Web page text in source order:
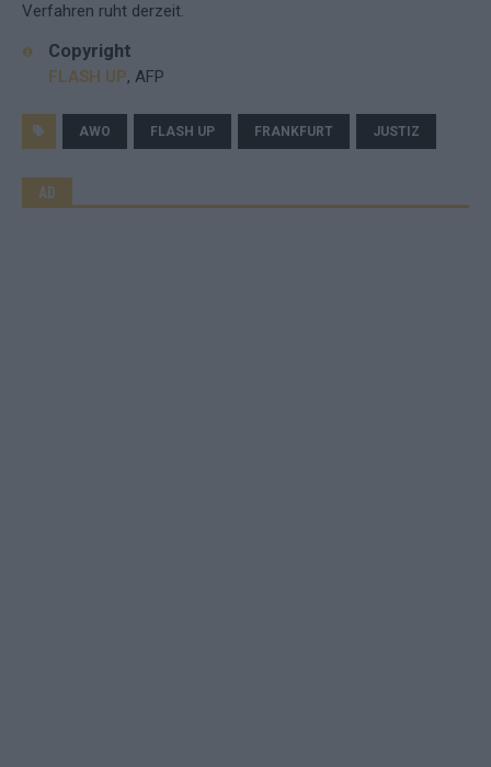
Verfahren ruht derzeit.
Copyright
FLASH UP, AFP
AWO FLASH UP FRANKFURT JUSTIZ
AD